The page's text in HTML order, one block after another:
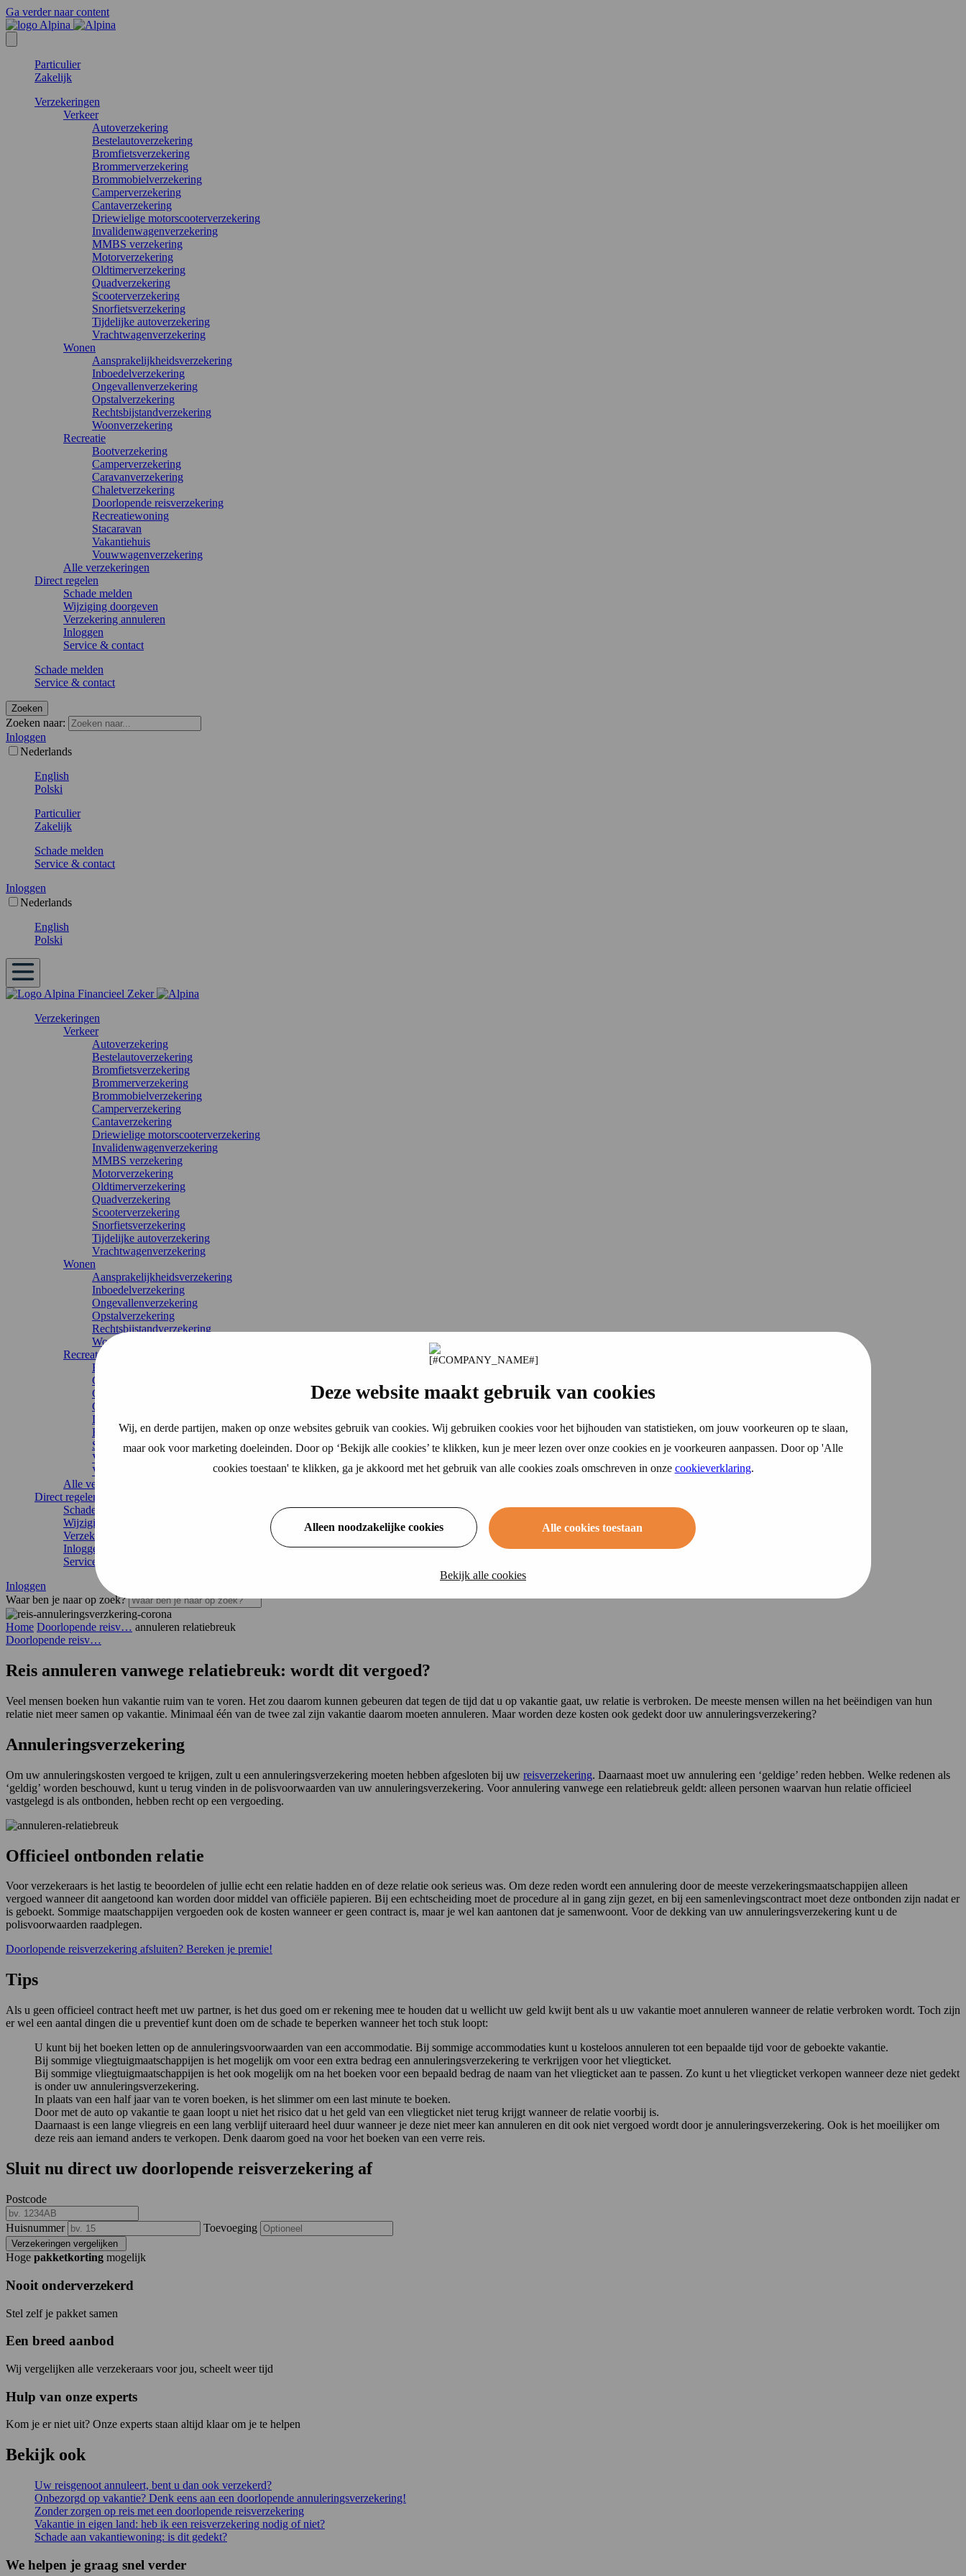
Deze website maakt gebruik van cookies
Wij, en derde partijen, maken op onze websites gebruik van cookies. Wij gebruiken cookies voor het bijhouden van statistieken, om jouw voorkeuren op te slaan,
maar ook voor marketing doeleinden. Door op ‘Bekijk alle cookies’ te klikken, kun je meer lezen over onze cookies en je voorkeuren aanpassen. Door op 'Alle
cookies toestaan' te klikken, ga je akkoord met het gebruik van alle cookies zoals omschreven in onze cookieverklaring.
Alleen noodzakelijke cookies Alle cookies toestaan
Bekijk alle cookies
Ga verder naar content
Particulier
Zakelijk
Verzekeringen
Verkeer
Autoverzekering
Bestelautoverzekering
Bromfietsverzekering
Brommerverzekering
Brommobielverzekering
Camperverzekering
Cantaverzekering
Driewielige motorscooterverzekering
Invalidenwagenverzekering
MMBS verzekering
Motorverzekering
Oldtimerverzekering
Quadverzekering
Scooterverzekering
Snorfietsverzekering
Tijdelijke autoverzekering
Vrachtwagenverzekering
Wonen
Aansprakelijkheidsverzekering
Inboedelverzekering
Ongevallenverzekering
Opstalverzekering
Rechtsbijstandverzekering
Woonverzekering
Recreatie
Bootverzekering
Camperverzekering
Caravanverzekering
Chaletverzekering
Doorlopende reisverzekering
Recreatiewoning
Stacaravan
Vakantiehuis
Vouwwagenverzekering
Alle verzekeringen
Direct regelen
Schade melden
Wijziging doorgeven
Verzekering annuleren
Inloggen
Service & contact
Schade melden
Service & contact
Zoeken
Zoeken naar:
Inloggen
Nederlands
English
Polski
Particulier
Zakelijk
Schade melden
Service & contact
Inloggen
Nederlands
English
Polski
Verzekeringen
Verkeer
Autoverzekering
Bestelautoverzekering
Bromfietsverzekering
Brommerverzekering
Brommobielverzekering
Camperverzekering
Cantaverzekering
Driewielige motorscooterverzekering
Invalidenwagenverzekering
MMBS verzekering
Motorverzekering
Oldtimerverzekering
Quadverzekering
Scooterverzekering
Snorfietsverzekering
Tijdelijke autoverzekering
Vrachtwagenverzekering
Wonen
Aansprakelijkheidsverzekering
Inboedelverzekering
Ongevallenverzekering
Opstalverzekering
Rechtsbijstandverzekering
Woonverzekering
Recreatie
Bootverzekering
Camperverzekering
Caravanverzekering
Chaletverzekering
Doorlopende reisverzekering
Recreatiewoning
Stacaravan
Vakantiehuis
Vouwwagenverzekering
Alle verzekeringen
Direct regelen
Schade melden
Wijziging doorgeven
Verzekering annuleren
Inloggen
Service & contact
Inloggen
Waar ben je naar op zoek?
Home Doorlopende reisv… annuleren relatiebreuk
Doorlopende reisv…
Reis annuleren vanwege relatiebreuk: wordt dit vergoed?
Veel mensen boeken hun vakantie ruim van te voren. Het zou daarom kunnen gebeuren dat tegen de tijd dat u op vakantie gaat, uw relatie is verbroken. De meeste mensen willen na het beëindigen van hun
relatie niet meer samen op vakantie. Minimaal één van de twee zal zijn vakantie daarom moeten annuleren. Maar worden deze kosten ook gedekt door uw annuleringsverzekering?
Annuleringsverzekering
Om uw annuleringskosten vergoed te krijgen, zult u een annuleringsverzekering moeten hebben afgesloten bij uw reisverzekering. Daarnaast moet uw annulering een ‘geldige’ reden hebben. Welke redenen als
‘geldig’ worden beschouwd, kunt u terug vinden in de polisvoorwaarden van uw annuleringsverzekering. Voor annulering vanwege een relatiebreuk geldt: alleen personen waarvan hun relatie officieel
vastgelegd is als ontbonden, hebben recht op een vergoeding.
Officieel ontbonden relatie
Voor verzekeraars is het lastig te beoordelen of jullie echt een relatie hadden en of deze relatie ook serieus was. Om deze reden wordt een annulering door de meeste verzekeringsmaatschappijen alleen
vergoed wanneer dit aangetoond kan worden door middel van officiële papieren. Bij een echtscheiding moet de procedure al in gang zijn gezet, en bij een samenlevingscontract moet deze ontbonden zijn nadat er
is geboekt. Sommige maatschappijen vergoeden ook de kosten wanneer er geen contract is, maar je wel kan aantonen dat je samenwoont. Voor de dekking van uw annuleringsverzekering kunt u de
polisvoorwaarden raadplegen.
Doorlopende reisverzekering afsluiten? Bereken je premie!
Tips
Als u geen officieel contract heeft met uw partner, is het dus goed om er rekening mee te houden dat u wellicht uw geld kwijt bent als u uw vakantie moet annuleren wanneer de relatie verbroken wordt. Toch zijn
er wel een aantal dingen die u preventief kunt doen om de schade te beperken wanneer het toch stuk loopt:
U kunt bij het boeken letten op de annuleringsvoorwaarden van een accommodatie. Bij sommige accommodaties kunt u kosteloos annuleren tot een bepaalde tijd voor de geboekte vakantie.
Bij sommige vliegtuigmaatschappijen is het mogelijk om voor een extra bedrag een annuleringsverzekering te verkrijgen voor het vliegticket.
Bij sommige vliegtuigmaatschappijen is het ook mogelijk om na het boeken voor een bepaald bedrag de naam van het vliegticket aan te passen. Zo kunt u het vliegticket verkopen wanneer deze niet gedekt
is onder uw annuleringsverzekering.
In plaats van een half jaar van te voren boeken, is het slimmer om een last minute te boeken.
Door met de auto op vakantie te gaan loopt u niet het risico dat u het geld van een vliegticket niet terug krijgt wanneer de relatie voorbij is.
Daarnaast is een lange vliegreis en een lang verblijf uiteraard heel duur wanneer je deze niet meer kan annuleren en dit ook niet vergoed wordt door je annuleringsverzekering. Ook is het moeilijker om
deze reis aan iemand anders te verkopen. Denk daarom goed na voor het boeken van een verre reis.
Sluit nu direct uw doorlopende reisverzekering af
Postcode
Huisnummer Toevoeging
Verzekeringen vergelijken
Hoge pakketkorting mogelijk
Nooit onderverzekerd
Stel zelf je pakket samen
Een breed aanbod
Wij vergelijken alle verzekeraars voor jou, scheelt weer tijd
Hulp van onze experts
Kom je er niet uit? Onze experts staan altijd klaar om je te helpen
Bekijk ook
Uw reisgenoot annuleert, bent u dan ook verzekerd?
Onbezorgd op vakantie? Denk eens aan een doorlopende annuleringsverzekering!
Zonder zorgen op reis met een doorlopende reisverzekering
Vakantie in eigen land: heb ik een reisverzekering nodig of niet?
Schade aan vakantiewoning: is dit gedekt?
We helpen je graag snel verder